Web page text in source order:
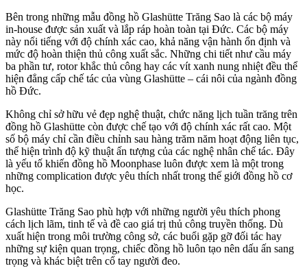
Bên trong những mẫu đồng hồ Glashütte Trăng Sao là các bộ máy
in-house được sản xuất và lắp ráp hoàn toàn tại Đức. Các bộ máy
này nổi tiếng với độ chính xác cao, khả năng vận hành ổn định và
mức độ hoàn thiện thủ công xuất sắc. Những chi tiết như cầu máy
ba phần tư, rotor khắc thủ công hay các vít xanh nung nhiệt đều thể
hiện đẳng cấp chế tác của vùng Glashütte – cái nôi của ngành đồng
hồ Đức.
Không chỉ sở hữu vẻ đẹp nghệ thuật, chức năng lịch tuần trăng trên
đồng hồ Glashütte còn được chế tạo với độ chính xác rất cao. Một
số bộ máy chỉ cần điều chỉnh sau hàng trăm năm hoạt động liên tục,
thể hiện trình độ kỹ thuật ấn tượng của các nghệ nhân chế tác. Đây
là yếu tố khiến đồng hồ Moonphase luôn được xem là một trong
những complication được yêu thích nhất trong thế giới đồng hồ cơ
học.
Glashütte Trăng Sao phù hợp với những người yêu thích phong
cách lịch lãm, tinh tế và đề cao giá trị thủ công truyền thống. Dù
xuất hiện trong môi trường công sở, các buổi gặp gỡ đối tác hay
những sự kiện quan trọng, chiếc đồng hồ luôn tạo nên dấu ấn sang
trọng và khác biệt trên cổ tay người đeo.